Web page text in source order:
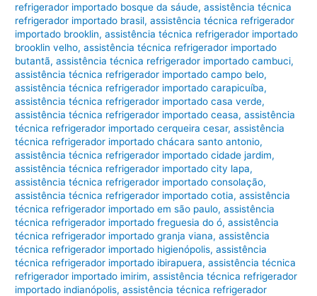
refrigerador importado bosque da sáude,assistência técnica
refrigerador importado brasil,assistência técnica refrigerador
importado brooklin,assistência técnica refrigerador importado
brooklin velho,assistência técnica refrigerador importado
butantã,assistência técnica refrigerador importado cambuci,
assistência técnica refrigerador importado campo belo,
assistência técnica refrigerador importado carapicuíba,
assistência técnica refrigerador importado casa verde,
assistência técnica refrigerador importado ceasa,assistência
técnica refrigerador importado cerqueira cesar,assistência
técnica refrigerador importado chácara santo antonio,
assistência técnica refrigerador importado cidade jardim,
assistência técnica refrigerador importado city lapa,
assistência técnica refrigerador importado consolação,
assistência técnica refrigerador importado cotia,assistência
técnica refrigerador importado em são paulo,assistência
técnica refrigerador importado freguesia do ó,assistência
técnica refrigerador importado granja viana,assistência
técnica refrigerador importado higienópolis,assistência
técnica refrigerador importado ibirapuera,assistência técnica
refrigerador importado imirim,assistência técnica refrigerador
importado indianópolis,assistência técnica refrigerador